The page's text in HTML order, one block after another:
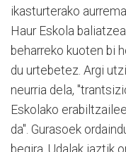
ikasturterako
Haur Eskola
beharreko kuoten bi
du urtebetez. Argi
neurria dela,
Eskolako
da". Gurasoek